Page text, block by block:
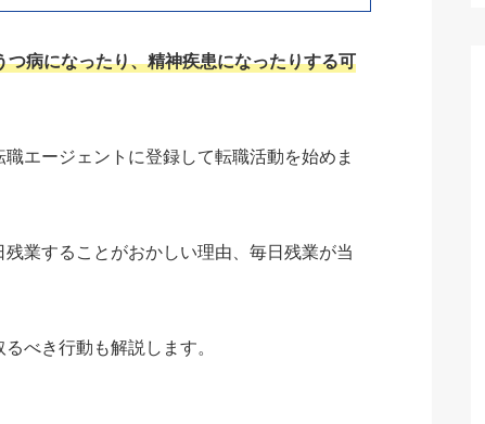
つ病になったり、精神疾患になったりする可
エージェントに登録して転職活動を始めま
業することがおかしい理由、毎日残業が当
べき行動も解説します。